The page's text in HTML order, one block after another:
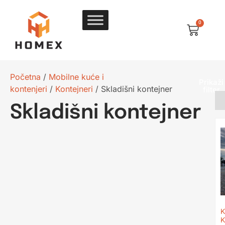
0
Početna / Mobilne kuće i
kontenjeri / Kontejneri / Skladišni kontejner
Skladišni kontejner
filter